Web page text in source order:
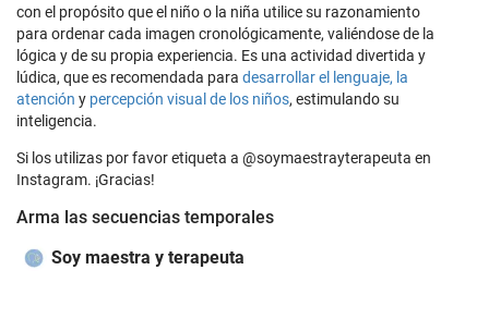
con el propósito que el niño o la niña utilice su razonamiento
para ordenar cada imagen cronológicamente, valiéndose de la
lógica y de su propia experiencia. Es una actividad divertida y
lúdica, que es recomendada para desarrollar el lenguaje, la
atención y percepción visual de los niños, estimulando su
inteligencia.
Si los utilizas por favor etiqueta a @soymaestrayterapeuta en
Instagram. ¡Gracias!
Arma las secuencias temporales
Soy maestra y terapeuta